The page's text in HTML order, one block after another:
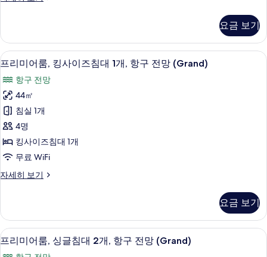
두
기
보
기
대
개
(Grand
-
Peak
View)
사
진
모
두
보
기
룸,
싱
글
대
2
개
(Grand
Peak
View)
자
히
요금 보기
프
미
어
룸,
킹
사
이
즈
대
개,
7
프리미어룸, 킹사이즈침대 1개, 항구 전망 (Grand)
항구 전망
44㎡
침실 1개
4명
킹사이즈침대 1개
무료 WiFi
자세히 보기
프
룸,
킹
사
요금 보기
프6
프리미어룸, 싱글침대 2개, 항구 전망 (Grand)